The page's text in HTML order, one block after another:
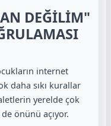
DEĞİLİM"
internet
daha sıkı kurallar
yerelde çok
önünü açıyor.